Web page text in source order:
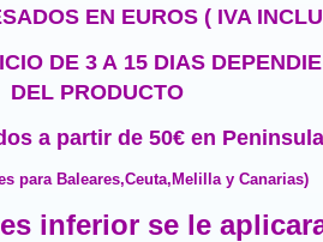
EN EUROS ( IVA
DE 3 A 15 DIAS
DEL PRODUCTO
a partir de 50€ en Peninsula
para Baleares,Ceuta,Melilla y Canarias)
inferior se le